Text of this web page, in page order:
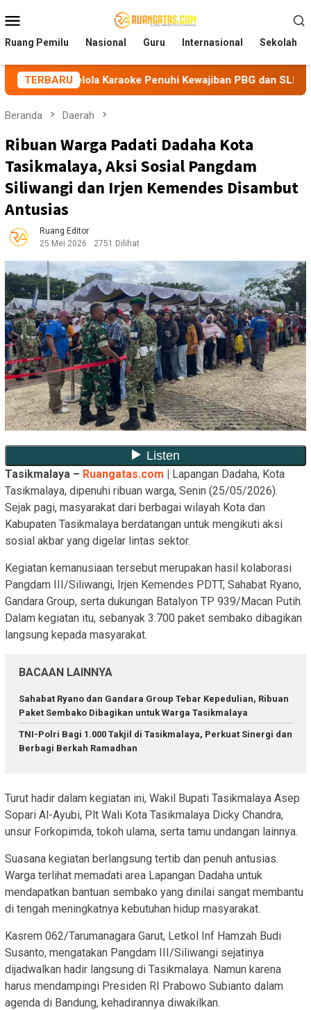
ke
kontenMobile
Ruang Pemilu Nasional Guru Internasional Sekolah
TERBARU
Karaoke Penuhi Kewajiban PBG dan SLF BEM
Beranda Daerah
Ribuan Warga Padati Dadaha Kota
Tasikmalaya, Aksi Sosial Pangdam
Siliwangi dan Irjen Kemendes Disambut
Antusias
Ruang Editor
25 Mei 2026
2751 Dilihat
Tasikmalaya – Ruangatas.com | Lapangan Dadaha, Kota
Tasikmalaya, dipenuhi ribuan warga, Senin (25/05/2026).
Sejak pagi, masyarakat dari berbagai wilayah Kota dan
Kabupaten Tasikmalaya berdatangan untuk mengikuti aksi
sosial akbar yang digelar lintas sektor.
Kegiatan kemanusiaan tersebut merupakan hasil kolaborasi
Pangdam III/Siliwangi, Irjen Kemendes PDTT, Sahabat Ryano,
Gandara Group, serta dukungan Batalyon TP 939/Macan Putih.
Dalam kegiatan itu, sebanyak 3.700 paket sembako dibagikan
langsung kepada masyarakat.
BACAAN LAINNYA
Sahabat Ryano dan Gandara Group Tebar Kepedulian, Ribuan
Paket Sembako Dibagikan untuk Warga Tasikmalaya
TNI-Polri Bagi 1.000 Takjil di Tasikmalaya, Perkuat Sinergi dan
Berbagi Berkah Ramadhan
Turut hadir dalam kegiatan ini, Wakil Bupati Tasikmalaya Asep
Sopari Al-Ayubi, Plt Wali Kota Tasikmalaya Dicky Chandra,
unsur Forkopimda, tokoh ulama, serta tamu undangan lainnya.
Suasana kegiatan berlangsung tertib dan penuh antusias.
Warga terlihat memadati area Lapangan Dadaha untuk
mendapatkan bantuan sembako yang dinilai sangat membantu
di tengah meningkatnya kebutuhan hidup masyarakat.
Kasrem 062/Tarumanagara Garut, Letkol Inf Hamzah Budi
Susanto, mengatakan Pangdam III/Siliwangi sejatinya
dijadwalkan hadir langsung di Tasikmalaya. Namun karena
harus mendampingi Presiden RI Prabowo Subianto dalam
agenda di Bandung, kehadirannya diwakilkan.